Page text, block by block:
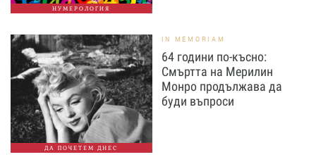
НУМЕРОЛОГИЯ
ДА ПОЧЕТЕМ ДНЕС
IN MEMORIAM
64 години по-късно:
Смъртта на Мерилин
Монро продължава да
буди въпроси